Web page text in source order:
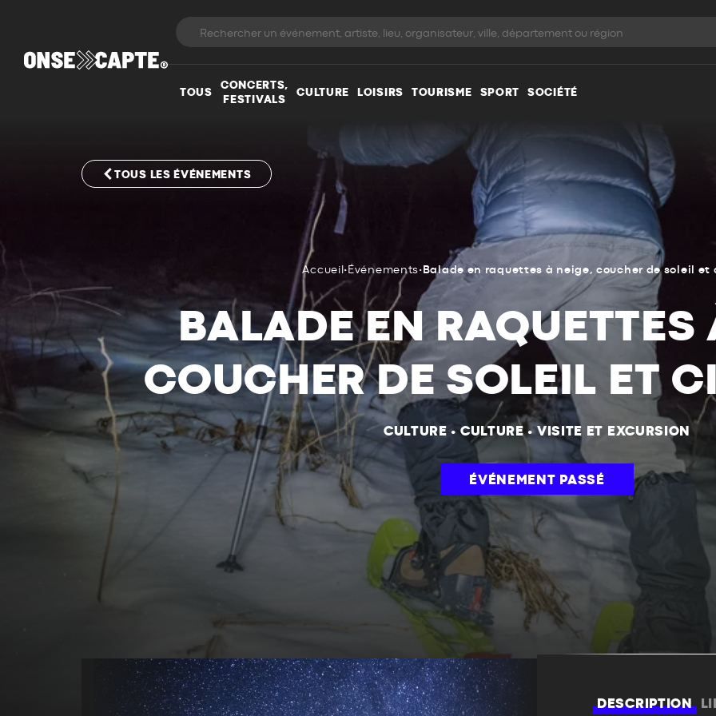
TOUS
CONCERTS,
FESTIVALS
CULTURE LOISIRS TOURISME SPORT SOCIÉTÉ
TOUS LES ÉVÉNEMENTS
Accueil • Événements• Balade en raquettes à neige, coucher de soleil et
BALADE EN RAQUETTES
COUCHER DE SOLEIL ET
CULTURE •CULTURE•VISITE ET EXCURSION
ÉVÉNEMENT PASSÉ
DESCRIPTION